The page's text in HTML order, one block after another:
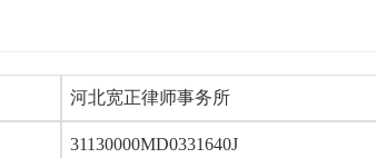
河北宽正律师事务所
31130000MD0331640J